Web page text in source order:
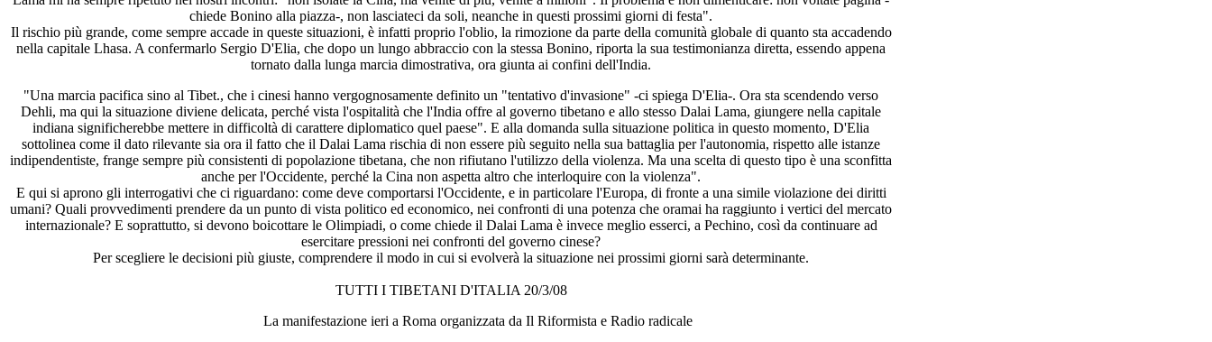
chiede Bonino alla piazza-, non lasciateci da soli, neanche in questi prossimi giorni di festa".
Il rischio più grande, come sempre accade in queste situazioni, è infatti proprio l'oblio, la rimozione da parte della comunità globale di quanto sta accadendo
nella capitale Lhasa. A confermarlo Sergio D'Elia, che dopo un lungo abbraccio con la stessa Bonino, riporta la sua testimonianza diretta, essendo appena
tornato dalla lunga marcia dimostrativa, ora giunta ai confini dell'India.
"Una marcia pacifica sino al Tibet., che i cinesi hanno vergognosamente definito un "tentativo d'invasione" -ci spiega D'Elia-. Ora sta scendendo verso
Dehli, ma qui la situazione diviene delicata, perché vista l'ospitalità che l'India offre al governo tibetano e allo stesso Dalai Lama, giungere nella capitale
indiana significherebbe mettere in difficoltà di carattere diplomatico quel paese". E alla domanda sulla situazione politica in questo momento, D'Elia
sottolinea come il dato rilevante sia ora il fatto che il Dalai Lama rischia di non essere più seguito nella sua battaglia per l'autonomia, rispetto alle istanze
indipendentiste, frange sempre più consistenti di popolazione tibetana, che non rifiutano l'utilizzo della violenza. Ma una scelta di questo tipo è una sconfitta
anche per l'Occidente, perché la Cina non aspetta altro che interloquire con la violenza".
E qui si aprono gli interrogativi che ci riguardano: come deve comportarsi l'Occidente, e in particolare l'Europa, di fronte a una simile violazione dei diritti
umani? Quali provvedimenti prendere da un punto di vista politico ed economico, nei confronti di una potenza che oramai ha raggiunto i vertici del mercato
internazionale? E soprattutto, si devono boicottare le Olimpiadi, o come chiede il Dalai Lama è invece meglio esserci, a Pechino, così da continuare ad
esercitare pressioni nei confronti del governo cinese?
Per scegliere le decisioni più giuste, comprendere il modo in cui si evolverà la situazione nei prossimi giorni sarà determinante.
TUTTI I TIBETANI D'ITALIA 20/3/08
La manifestazione ieri a Roma organizzata da Il Riformista e Radio radicale